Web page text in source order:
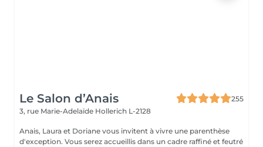
Le Salon d’Anais
255
3, rue Marie-Adelaïde Hollerich L-2128
Anais, Laura et Doriane vous invitent à vivre une parenthèse
d'exception. Vous serez accueillis dans un cadre raffiné et feutré